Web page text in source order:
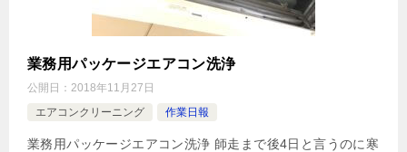
業務用パッケージエアコン洗浄
公開日： 2018年11月27日
エアコンクリーニング
作業日報
業務用パッケージエアコン洗浄 師走まで後4日と言うのに寒